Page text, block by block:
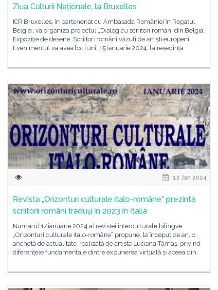
Ziua Culturii Naționale, la Bruxelles
ICR Bruxelles, în parteneriat cu Ambasada României în Regatul
Belgiei, va organiza proiectul „Dialog cu scriitori români din Belgia.
Expoziție de desene: Scriitori români văzuți de artiști europeni”.
Evenimentul va avea loc luni, 15 ianuarie 2024, la reședința
12 Jan 2024
Revista „Orizonturi culturale italo-române” prezintă
scriitorii români traduşi în 2023 în Italia
Numărul 1/ianuarie 2024 al revistei interculturale bilingve
„Orizonturi culturale italo-române” propune, la început de an, o
anchetă de actualitate, realizată de artista Luciana Tămaş, privind
diferențele fundamentale dintre expunerea virtuală și aceea din